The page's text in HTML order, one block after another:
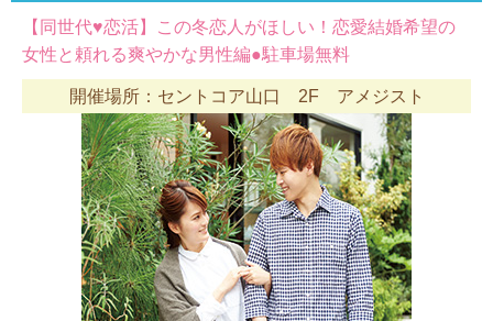
【同世代♥恋活】この冬恋人がほしい！恋愛結婚希望の
女性と頼れる爽やかな男性編●駐車場無料
開催場所：セントコア山口 2F アメジスト